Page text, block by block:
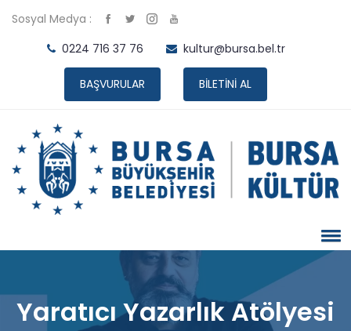
Sosyal Medya :
0224 716 37 76
kultur@bursa.bel.tr
BAŞVURULAR BİLETİNİ AL
Yaratıcı Yazarlık Atölyesi